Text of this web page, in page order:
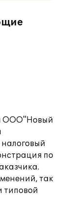
ООО"Новый
по
так
типовой